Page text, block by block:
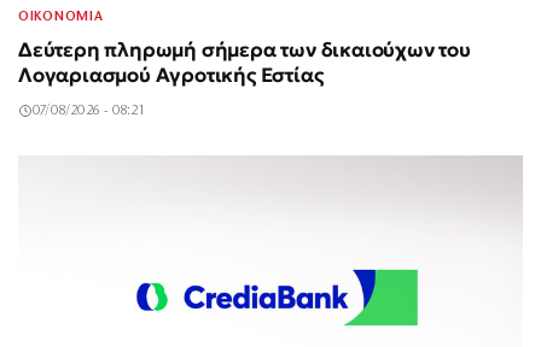
ΟΙΚΟΝΟΜΙΑ
Δεύτερη πληρωμή σήμερα των δικαιούχων του
Λογαριασμού Αγροτικής Εστίας
07/08/2026 - 08:21